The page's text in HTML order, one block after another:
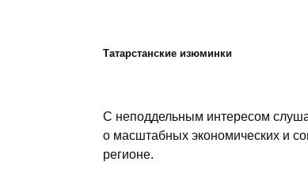
Татарстанские изюминки
С неподдельным интересом
о масштабных экономических и
регионе.